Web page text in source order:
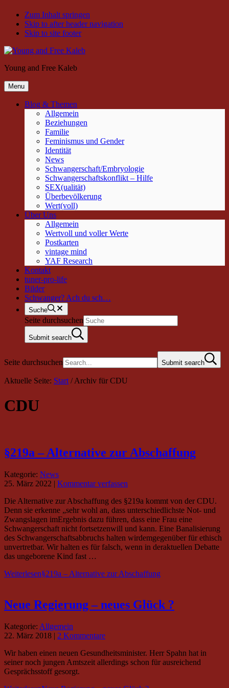
Zum Inhalt springen
Skip to after header navigation
Skip to site footer
Young and Free Kaleb
Menu
Blog & Themen
Allgemein
Beziehungen
Familie
Feminismus und Gender
Identität
News
Schwangerschaft/Embryologie
Schwangerschaftskonflikt – Hilfe
SEX(ualität)
Überbevölkerung
Wert(voll)
Über Uns
Allgemein
Wertvoll und voller Werte
Postkarten
vintage mind
YAF Research
Kontakt
tuner-pro-life
Bilder
Schwanger? Ach du sch…
Suche
Seite durchsuchen
Submit search
Seite durchsuchen Submit search
Aktuelle Seite: Start /Archiv für CDU
CDU
§219a – Alternative zur Abschaffung
Kategorie: News
25. März 2022 | Kommentar verfassen
Die Alternative zur Abschaffung des §219a kommt von der CDU.
Denn sie erkenne „sehr wohl an, dass unterschiedlichste Not- und
Zwangslagen imErgebnis dazu führen, dass eine Frau eine
Schwangerschaft nicht fortsetzenwill und kann. Eine Banalisierung
des Schwangerschaftsabbruchs halten wirdemgegenüber für ethisch
unvertretbar. Wir halten es für falsch, wenn in deraktuellen Debatte
das ungeborene Kind fast …
Weiterlesen§219a – Alternative zur Abschaffung
Neue Regierung – neues Glück ?
Kategorie: Allgemein
22. März 2018 | 2 Kommentare
Wir haben einen neuen Gesundheitsminister. Herr Spahn hat in
seiner noch jungen Amtszeit allerdings schon für ausreichend
Gesprächsstoff gesorgt.